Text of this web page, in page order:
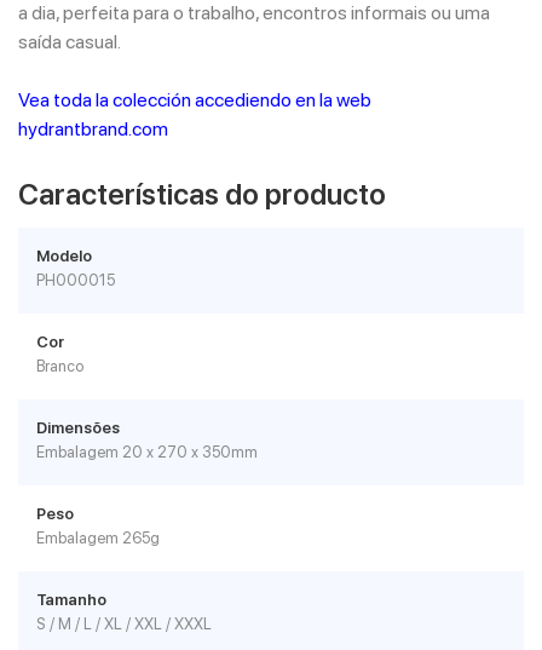
a dia, perfeita para o trabalho, encontros informais ou uma
saída casual.
Vea toda la colección accediendo en la web
hydrantbrand.com
Características do producto
Modelo
PH000015
Cor
Branco
Dimensões
Embalagem 20 x 270 x 350mm
Peso
Embalagem 265g
Tamanho
S / M / L / XL / XXL / XXXL